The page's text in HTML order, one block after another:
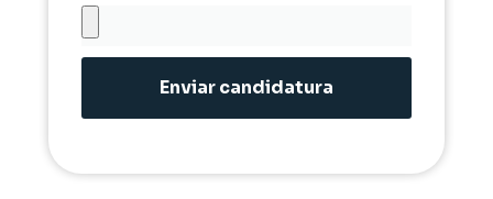
Enviar candidatura